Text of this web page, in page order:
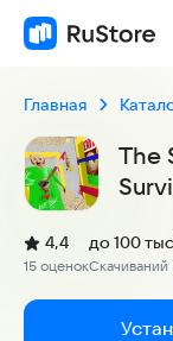
Главная
The
Рейтинг:
4,4
(
15 оценок
)
Скачиваний
до 100 тыс